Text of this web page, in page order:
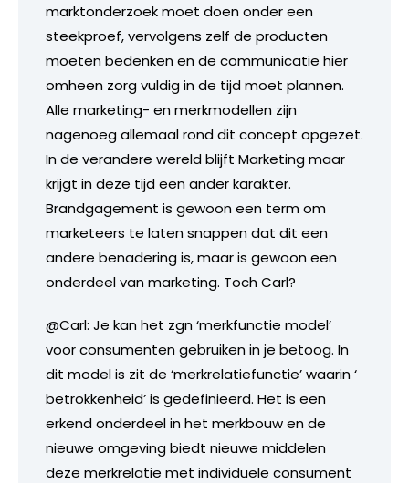
marktonderzoek moet doen onder een
steekproef, vervolgens zelf de producten
moeten bedenken en de communicatie hier
omheen zorg vuldig in de tijd moet plannen.
Alle marketing- en merkmodellen zijn
nagenoeg allemaal rond dit concept opgezet.
In de verandere wereld blijft Marketing maar
krijgt in deze tijd een ander karakter.
Brandgagement is gewoon een term om
marketeers te laten snappen dat dit een
andere benadering is, maar is gewoon een
onderdeel van marketing. Toch Carl?
@Carl: Je kan het zgn ‘merkfunctie model’
voor consumenten gebruiken in je betoog. In
dit model is zit de ‘merkrelatiefunctie’ waarin ‘
betrokkenheid’ is gedefinieerd. Het is een
erkend onderdeel in het merkbouw en de
nieuwe omgeving biedt nieuwe middelen
deze merkrelatie met individuele consument